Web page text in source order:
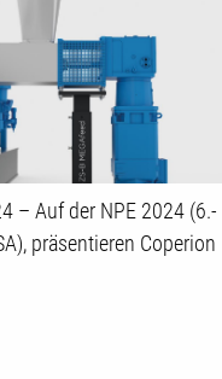
– Auf der NPE 2024 (6.-
präsentieren Coperion